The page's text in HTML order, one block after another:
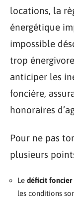
locations, la
énergétique
impossible
trop
anticiper les
foncière,
honoraires
Pour ne pas
plusieurs
Le déficit foncier
les conditions